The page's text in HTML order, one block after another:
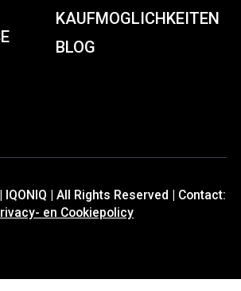
KAUFMOGLICHKEITEN
BLOG
| All Rights Reserved | Contact:
en Cookiepolicy